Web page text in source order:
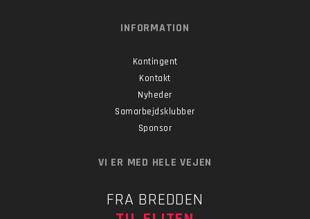
INFORMATION
Kontingent
Kontakt
Nyheder
Samarbejdsklubber
Sponsor
VI ER MED HELE VEJEN
FRA BREDDEN